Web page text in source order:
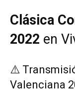
Clásica
2022 en
⚠️
Valenciana